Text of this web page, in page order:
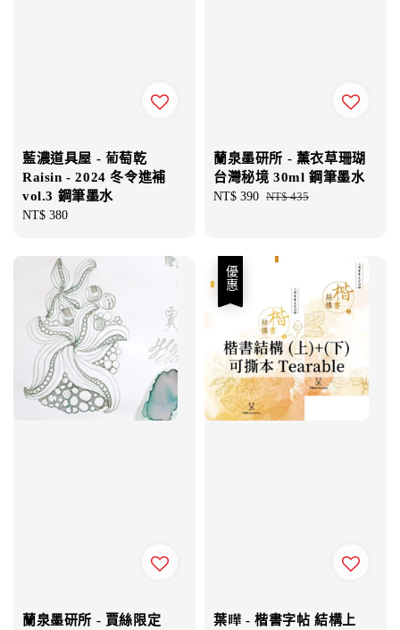
藍濃道具屋 - 葡萄乾
Raisin - 2024 冬令進補
vol.3 鋼筆墨水
Regular
NT$ 380
蘭泉墨研所 - 薰衣草珊瑚
台灣秘境 30ml 鋼筆墨水
Sale
NT$ 390 Regular
NT$ 435
蘭泉墨研所 - 賈絲限定
優惠
葉曄 - 楷書字帖 結構上